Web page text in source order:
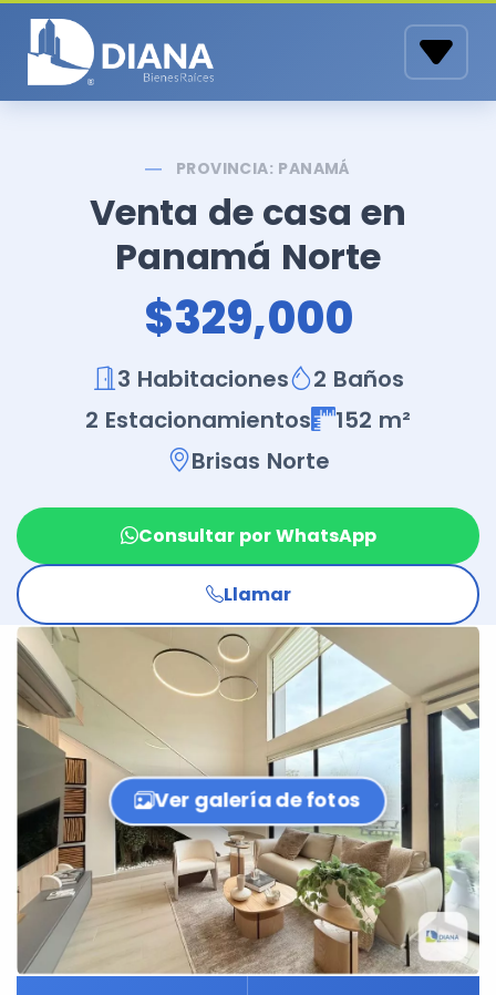
PROVINCIA: PANAMÁ
Venta de casa en
Panamá Norte
$329,000
3 Habitaciones
2 Baños
2 Estacionamientos
152 m²
Brisas Norte
Consultar por WhatsApp
Llamar
Ver galería de fotos